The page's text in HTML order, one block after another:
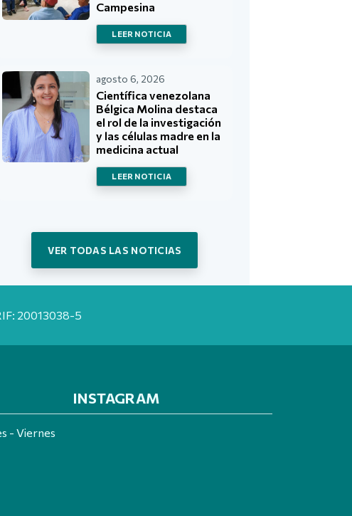
Campesina
LEER NOTICIA
agosto 6, 2026
Científica venezolana
Bélgica Molina destaca
el rol de la investigación
y las células madre en la
medicina actual
LEER NOTICIA
VER TODAS LAS NOTICIAS
20013038-5
- Viernes
INSTAGRAM